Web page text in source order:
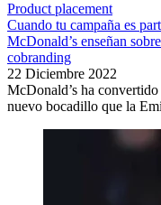
Product placement
Cuando tu campaña es
McDonald’s enseñan
cobranding
22 Diciembre 2022
McDonald’s ha
nuevo bocadillo que la